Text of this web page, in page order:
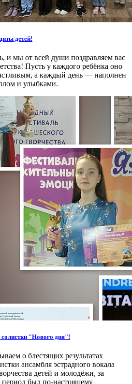
детей!
и мы от всей души поздравляем вас
Пусть у каждого ребёнка оно
а каждый день — наполнен
и улыбками.
"Нового дня"!
о блестящих результатах
ансамбля эстрадного вокала
детей и молодёжи, за
был по-настоящему